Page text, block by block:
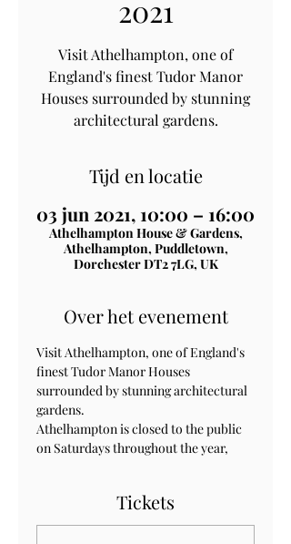
2021
Visit Athelhampton, one of
England's finest Tudor Manor
Houses surrounded by stunning
architectural gardens.
Tijd en locatie
03 jun 2021, 10:00 – 16:00
Athelhampton House & Gardens,
Athelhampton, Puddletown,
Dorchester DT2 7LG, UK
Over het evenement
Visit Athelhampton, one of England's
finest Tudor Manor Houses
surrounded by stunning architectural
gardens.
Athelhampton is closed to the public
on Saturdays throughout the year,
Tickets